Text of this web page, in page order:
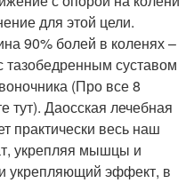
для этой цели.
90% болей в коленях –
суставом
(Про все 8
тут). Даосская лечебная
практически весь наш
укрепляя мышцы и
укрепляющий эффект, в